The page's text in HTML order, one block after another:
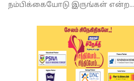
நம்பிக்கையோடு இருங்கள் என்ற...